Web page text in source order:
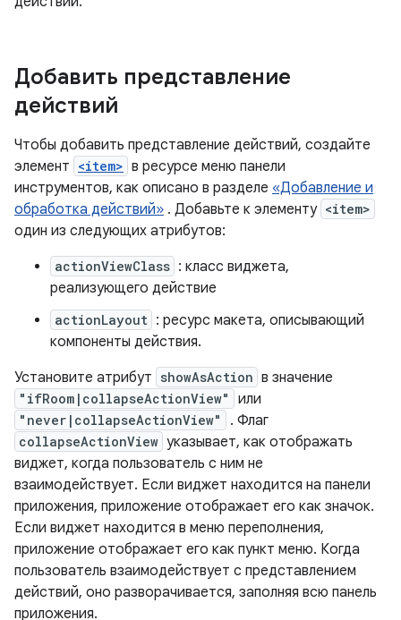
Добавить представление
действий
Чтобы добавить представление действий, создайте
элемент <item> в ресурсе меню панели
инструментов, как описано в разделе «Добавление и
обработка действий» . Добавьте к элементу <item>
один из следующих атрибутов:
actionViewClass : класс виджета,
реализующего действие
actionLayout : ресурс макета, описывающий
компоненты действия.
Установите атрибут showAsAction в значение
"ifRoom|collapseActionView" или
"never|collapseActionView" . Флаг
collapseActionView указывает, как отображать
виджет, когда пользователь с ним не
взаимодействует. Если виджет находится на панели
приложения, приложение отображает его как значок.
Если виджет находится в меню переполнения,
приложение отображает его как пункт меню. Когда
пользователь взаимодействует с представлением
действий, оно разворачивается, заполняя всю панель
приложения.